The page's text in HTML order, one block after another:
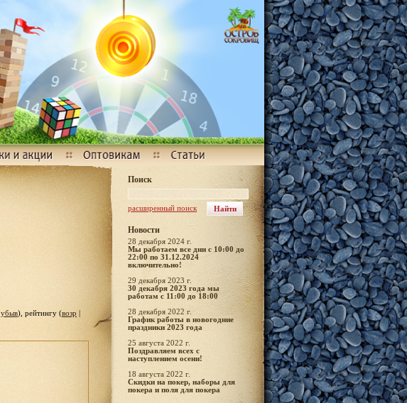
убыв), рейтингу (возр
Поиск
расширенный поиск
Новости
28 декабря 2024 г.
Мы работаем все дни с 10:00 до
22:00 по 31.12.2024
включительно!
29 декабря 2023 г.
30 декабря 2023 года мы
работам с 11:00 до 18:00
28 декабря 2022 г.
График работы в новогодние
праздники 2023 года
25 августа 2022 г.
Поздравляем всех с
наступлением осени!
18 августа 2022 г.
Скидки на покер, наборы для
покера и поля для покера